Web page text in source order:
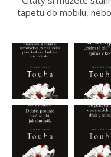
tapetu do mobilu,